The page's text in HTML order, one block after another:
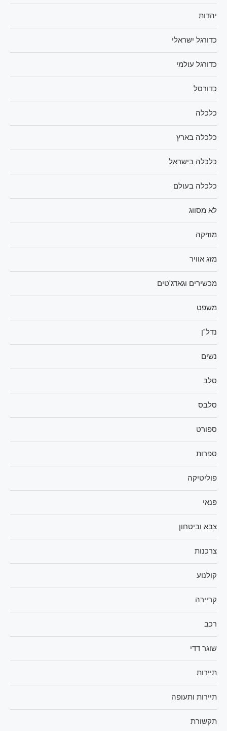
יהדות
כדורגל ישראלי
כדורגל עולמי
כדורסל
כלכלה
כלכלה בארץ
כלכלה בישראל
כלכלה בעולם
לא מסווג
מוזיקה
מזג אוויר
מכשירים וגאדג'טים
משפט
נדל"ן
נשים
סלב
סלבס
ספורט
ספרות
פוליטיקה
פנאי
צבא וביטחון
צרכנות
קולנוע
קריירה
רכב
שוגר דדי
תיירות
תיירות ותעופה
תקשורת